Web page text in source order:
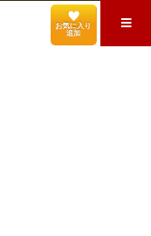
お気に入り
追加